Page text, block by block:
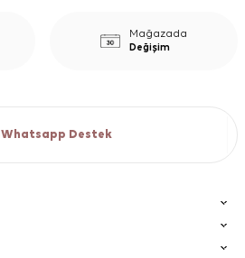
Mağazada
Değişim
Whatsapp Destek